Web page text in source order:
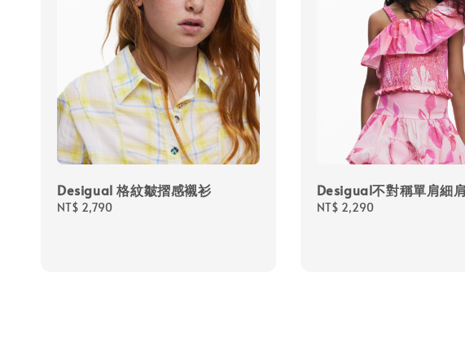
Desigual 格紋皺摺感襯衫
Regular
NT$ 2,790
Desigual不對稱單肩細
Regular
NT$ 2,290